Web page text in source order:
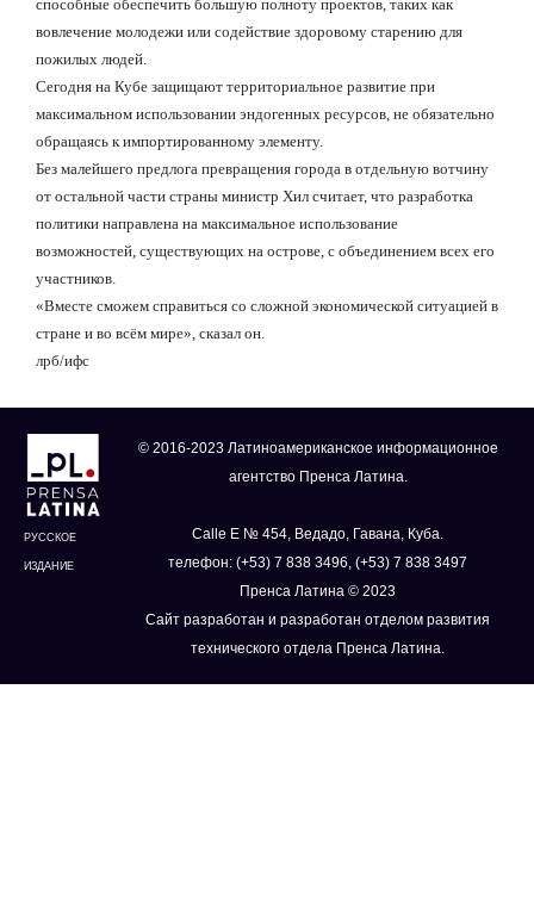
способные обеспечить большую полноту проектов, таких как
вовлечение молодежи или содействие здоровому старению для
пожилых людей.
Сегодня на Кубе защищают территориальное развитие при
максимальном использовании эндогенных ресурсов, не обязательно
обращаясь к импортированному элементу.
Без малейшего предлога превращения города в отдельную вотчину
от остальной части страны министр Хил считает, что разработка
политики направлена на максимальное использование
возможностей, существующих на острове, с объединением всех его
участников.
«Вместе сможем справиться со сложной экономической ситуацией в
стране и во всём мире», сказал он.
лрб/ифс
РУССКОЕ
ИЗДАНИЕ
© 2016-2023 Латиноамериканское информационное
агентство Пренса Латина.
Calle E № 454, Ведадо, Гавана, Куба.
телефон: (+53) 7 838 3496, (+53) 7 838 3497
Пренса Латина © 2023
Сайт разработан и разработан отделом развития
технического отдела Пренса Латина.